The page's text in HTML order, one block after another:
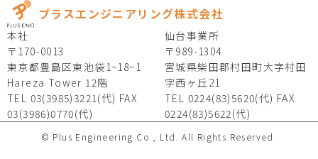
プラスエンジニアリング株式会社
本社
〒170-0013
東京都豊島区東池袋1−18−1
Hareza Tower 12階
TEL 03(3985)3221(代) FAX
03(3986)0770(代)
仙台事業所
〒989-1304
宮城県柴田郡村田町大字村田
字西ヶ丘21
TEL 0224(83)5620(代) FAX
0224(83)5622(代)
© Plus Engineering Co., Ltd. All Rights Reserved.